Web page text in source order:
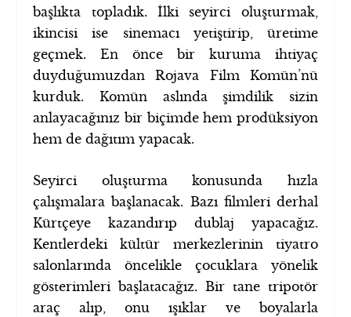
başlıkta topladık. İlki seyirci oluşturmak,
ikincisi ise sinemacı yetiştirip, üretime
geçmek. En önce bir kuruma ihtiyaç
duyduğumuzdan Rojava Film Komün’nü
kurduk. Komün aslında şimdilik sizin
anlayacağınız bir biçimde hem prodüksiyon
hem de dağıtım yapacak.
Seyirci oluşturma konusunda hızla
çalışmalara başlanacak. Bazı filmleri derhal
Kürtçeye kazandırıp dublaj yapacağız.
Kentlerdeki kültür merkezlerinin tiyatro
salonlarında öncelikle çocuklara yönelik
gösterimleri başlatacağız. Bir tane tripotör
araç alıp, onu ışıklar ve boyalarla